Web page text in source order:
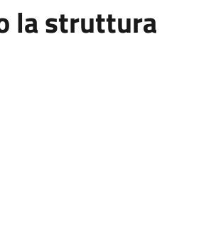
la struttura